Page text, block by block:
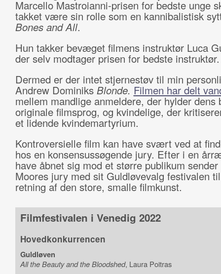
Marcello Mastroianni-prisen for bedste unge
takket være sin rolle som en kannibalistisk
Bones and All.
Hun takker bevæget filmens instruktør Luca
der selv modtager prisen for bedste
Dermed er der intet stjernestøv til min
Andrew Dominiks Blonde. Filmen har delt
mellem mandlige anmeldere, der hylder dens
originale filmsprog, og kvindelige, der
et lidende kvindemartyrium.
Kontroversielle film kan have svært ved at
hos en konsensussøgende jury. Efter i en
have åbnet sig mod et større publikum
Moores jury med sit Guldløvevalg festivalen
retning af den store, smalle filmkunst.
Filmfestivalen i Venedig 2022
Hovedkonkurrencen
Guldløven
All the Beauty and the Bloodshed, Laura Poitras